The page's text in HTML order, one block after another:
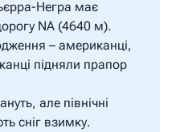
Негра має
NA (4640 м).
– американці,
підняли прапор
але північні
сніг взимку.